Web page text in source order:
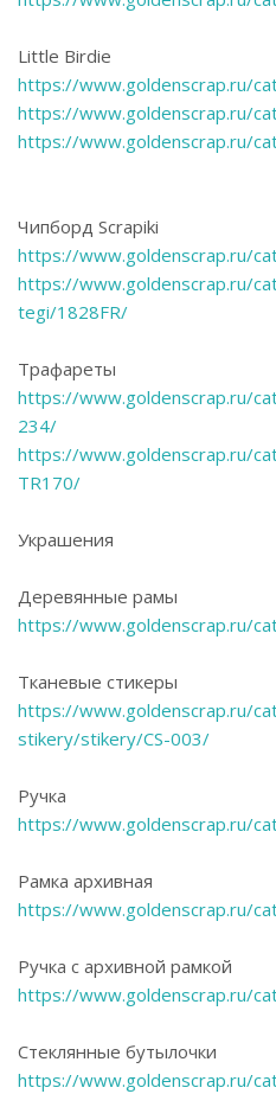
Little Birdie
https://www.goldenscrap.ru/
https://www.goldenscrap.ru/
https://www.goldenscrap.ru/
Чипборд Scrapiki
https://www.goldenscrap.ru/
https://www.goldenscrap.ru/
tegi/1828FR/
Трафареты
https://www.goldenscrap.ru/
234/
https://www.goldenscrap.ru/
TR170/
Украшения
Деревянные рамы
https://www.goldenscrap.ru/
Тканевые стикеры
https://www.goldenscrap.ru/
stikery/stikery/CS-003/
Ручка
https://www.goldenscrap.ru/
Рамка архивная
https://www.goldenscrap.ru/
Ручка с архивной рамкой
https://www.goldenscrap.ru/
Стеклянные бутылочки
https://www.goldenscrap.ru/